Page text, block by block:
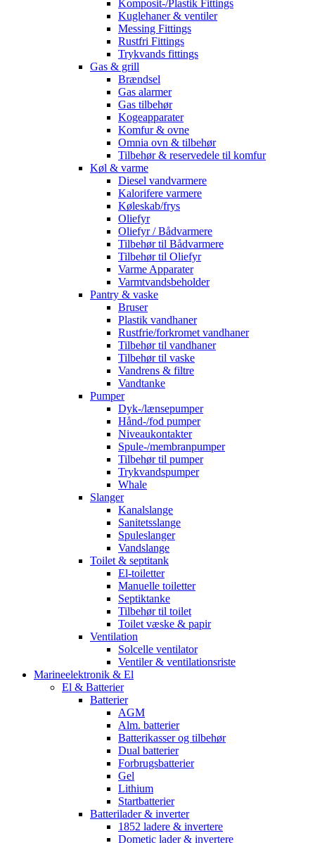
Komposit-/Plastik Fittings
Kuglehaner & ventiler
Messing Fittings
Rustfri Fittings
Trykvands fittings
Gas & grill
Brændsel
Gas alarmer
Gas tilbehør
Kogeapparater
Komfur & ovne
Omnia ovn & tilbehør
Tilbehør & reservedele til komfur
Køl & varme
Diesel vandvarmere
Kalorifere varmere
Køleskab/frys
Oliefyr
Oliefyr / Bådvarmere
Tilbehør til Bådvarmere
Tilbehør til Oliefyr
Varme Apparater
Varmtvandsbeholder
Pantry & vaske
Bruser
Plastik vandhaner
Rustfrie/forkromet vandhaner
Tilbehør til vandhaner
Tilbehør til vaske
Vandrens & filtre
Vandtanke
Pumper
Dyk-/lænsepumper
Hånd-/fod pumper
Niveaukontakter
Spule-/membranpumper
Tilbehør til pumper
Trykvandspumper
Whale
Slanger
Kanalslange
Sanitetsslange
Spuleslanger
Vandslange
Toilet & septitank
El-toiletter
Manuelle toiletter
Septiktanke
Tilbehør til toilet
Toilet væske & papir
Ventilation
Solcelle ventilator
Ventiler & ventilationsriste
Marineelektronik & El
El & Batterier
Batterier
AGM
Alm. batterier
Batterikasser og tilbehør
Dual batterier
Forbrugsbatterier
Gel
Lithium
Startbatterier
Batterilader & inverter
1852 ladere & invertere
Dometic lader & invertere